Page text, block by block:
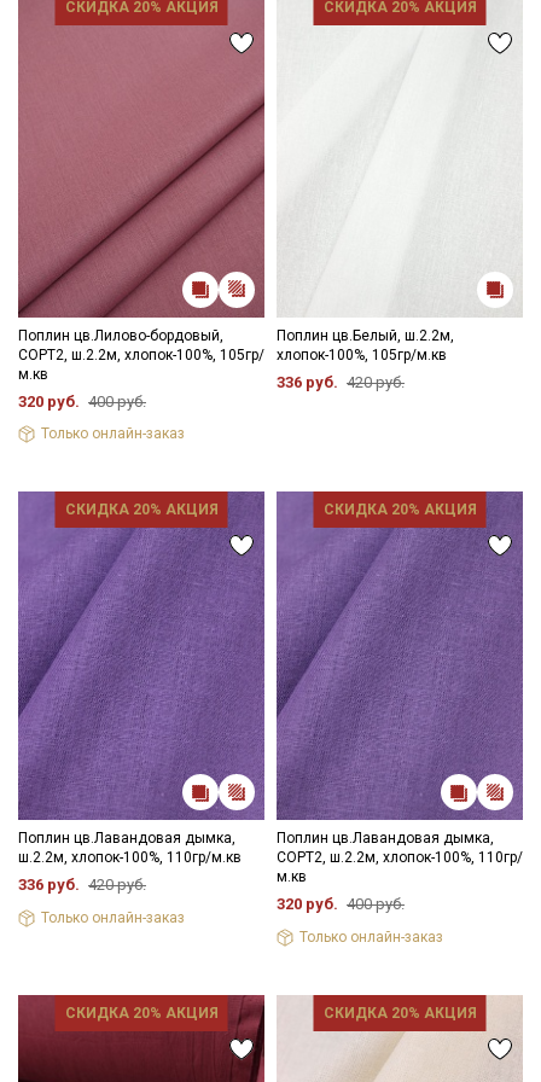
СКИДКА 20% АКЦИЯ
Поплин цв.Лилово-бордовый,
СОРТ2, ш.2.2м, хлопок-100%, 105гр/
м.кв
320 руб. 400 руб.
Только онлайн-заказ
СКИДКА 20% АКЦИЯ
Поплин цв.Белый, ш.2.2м,
хлопок-100%, 105гр/м.кв
336 руб. 420 руб.
СКИДКА 20% АКЦИЯ
Поплин цв.Лавандовая дымка,
ш.2.2м, хлопок-100%, 110гр/м.кв
336 руб. 420 руб.
Только онлайн-заказ
СКИДКА 20% АКЦИЯ
Поплин цв.Лавандовая дымка,
СОРТ2, ш.2.2м, хлопок-100%, 110гр/
м.кв
320 руб. 400 руб.
Только онлайн-заказ
СКИДКА 20% АКЦИЯ СКИДКА 20% АКЦИЯ